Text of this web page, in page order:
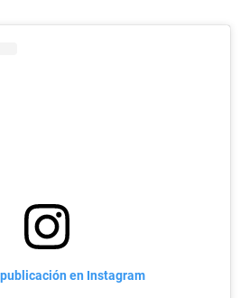
en Instagram